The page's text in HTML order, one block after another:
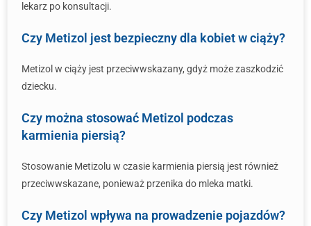
lekarz po konsultacji.
Czy Metizol jest bezpieczny dla kobiet w ciąży?
Metizol w ciąży jest przeciwwskazany, gdyż może zaszkodzić
dziecku.
Czy można stosować Metizol podczas
karmienia piersią?
Stosowanie Metizolu w czasie karmienia piersią jest również
przeciwwskazane, ponieważ przenika do mleka matki.
Czy Metizol wpływa na prowadzenie pojazdów?